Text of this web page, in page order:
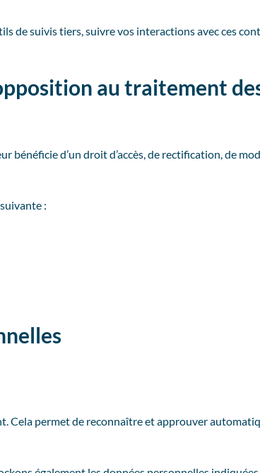
de suivis tiers, suivre vos interactions avec ces
au traitement
bénéficie d’un droit d’accès, de rectification, de
:
Cela permet de reconnaître et approuver